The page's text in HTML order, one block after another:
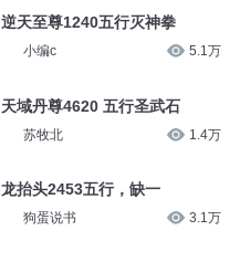
逆天至尊1240五行灭神拳
小编c 5.1万
天域丹尊4620 五行圣武石
苏牧北 1.4万
龙抬头2453五行，缺一
狗蛋说书 3.1万